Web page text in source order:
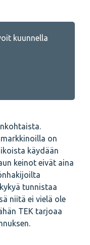
kuunnella
on
käydään
keinot eivät aina
tunnistaa
niitä ei vielä ole
TEK tarjoaa